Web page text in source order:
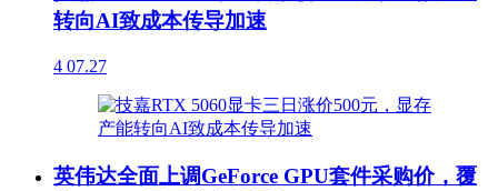
转向AI致成本传导加速
4 07.27
英伟达全面上调GeForce GPU套件采购价，覆